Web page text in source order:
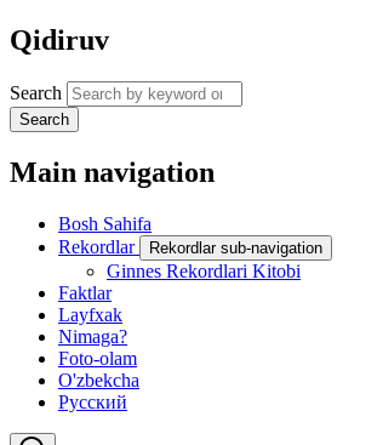
Qidiruv
Search
Search
Main navigation
Bosh Sahifa
Rekordlar
Rekordlar sub-navigation
Ginnes Rekordlari Kitobi
Faktlar
Layfxak
Nimaga?
Foto-olam
O'zbekcha
Русский